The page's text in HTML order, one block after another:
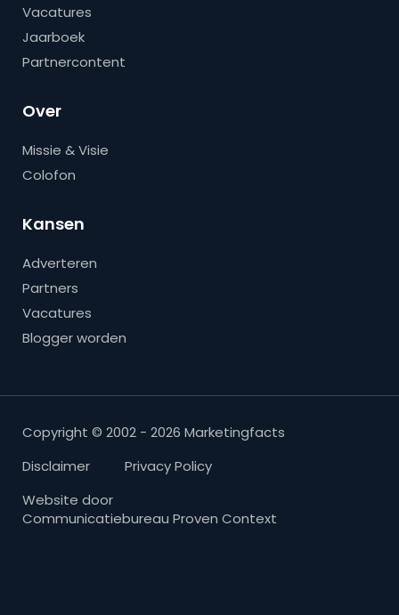
Vacatures
Jaarboek
Partnercontent
Over
Missie & Visie
Colofon
Kansen
Adverteren
Partners
Vacatures
Blogger worden
Copyright © 2002 - 2026 Marketingfacts
Disclaimer
Privacy Policy
Website door
Communicatiebureau Proven Context